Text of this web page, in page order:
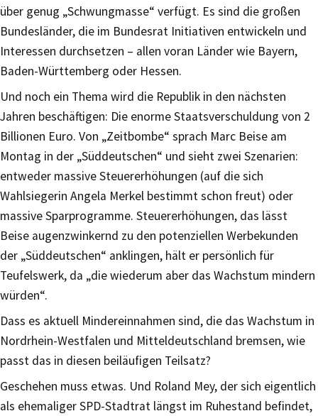
über genug „Schwungmasse“ verfügt. Es sind die großen
Bundesländer, die im Bundesrat Initiativen entwickeln und
Interessen durchsetzen – allen voran Länder wie Bayern,
Baden-Württemberg oder Hessen.
Und noch ein Thema wird die Republik in den nächsten
Jahren beschäftigen: Die enorme Staatsverschuldung von 2
Billionen Euro. Von „Zeitbombe“ sprach Marc Beise am
Montag in der „Süddeutschen“ und sieht zwei Szenarien:
entweder massive Steuererhöhungen (auf die sich
Wahlsiegerin Angela Merkel bestimmt schon freut) oder
massive Sparprogramme. Steuererhöhungen, das lässt
Beise augenzwinkernd zu den potenziellen Werbekunden
der „Süddeutschen“ anklingen, hält er persönlich für
Teufelswerk, da „die wiederum aber das Wachstum mindern
würden“.
Dass es aktuell Mindereinnahmen sind, die das Wachstum in
Nordrhein-Westfalen und Mitteldeutschland bremsen, wie
passt das in diesen beiläufigen Teilsatz?
Geschehen muss etwas. Und Roland Mey, der sich eigentlich
als ehemaliger SPD-Stadtrat längst im Ruhestand befindet,